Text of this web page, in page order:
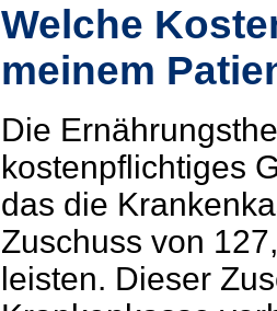
Welche
meinem
Die
kostenpflichtiges
das die
Zuschuss von
leisten. Dieser